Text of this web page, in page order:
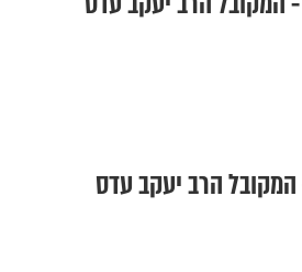
הרב יעקב עדס